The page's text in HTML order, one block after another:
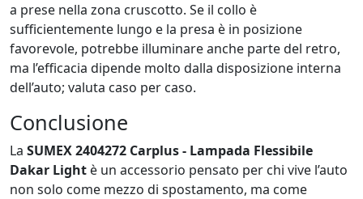
a prese nella zona cruscotto. Se il collo è
sufficientemente lungo e la presa è in posizione
favorevole, potrebbe illuminare anche parte del retro,
ma l’efficacia dipende molto dalla disposizione interna
dell’auto; valuta caso per caso.
Conclusione
La SUMEX 2404272 Carplus - Lampada Flessibile
Dakar Light è un accessorio pensato per chi vive l’auto
non solo come mezzo di spostamento, ma come